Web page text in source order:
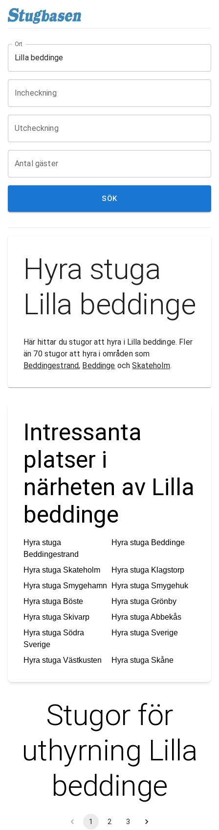
Ort
Incheckning
Utcheckning
Antal gäster
SÖK
Hyra stuga
Lilla beddinge
Här hittar du stugor att hyra i Lilla beddinge. Fler
än 70 stugor att hyra i områden som
Beddingestrand, Beddinge ochSkateholm.
Intressanta
platser i
närheten av Lilla
beddinge
Hyra stuga
Beddingestrand
Hyra stuga Beddinge
Hyra stuga Skateholm Hyra stuga Klagstorp
Hyra stuga Smygehamn Hyra stuga Smygehuk
Hyra stuga Böste Hyra stuga Grönby
Hyra stuga Skivarp Hyra stuga Abbekås
Hyra stuga Södra
Sverige
Hyra stuga Sverige
Hyra stuga Västkusten Hyra stuga Skåne
Stugor för
uthyrning Lilla
beddinge
1 2 3